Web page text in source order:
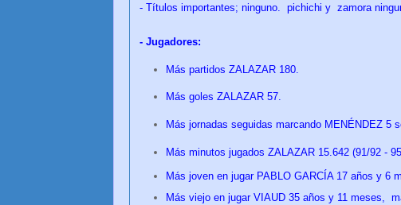
- Títulos importantes; ninguno. pichichi y zamora
- Jugadores:
Más partidos ZALAZAR 180.
Más goles ZALAZAR 57.
Más jornadas seguidas marcando MENÉNDEZ 5
Más minutos jugados ZALAZAR 15.642 (91/92 -
Más joven en jugar PABLO GARCÍA 17 años y 6
Más viejo en jugar VIAUD 35 años y 11 meses,